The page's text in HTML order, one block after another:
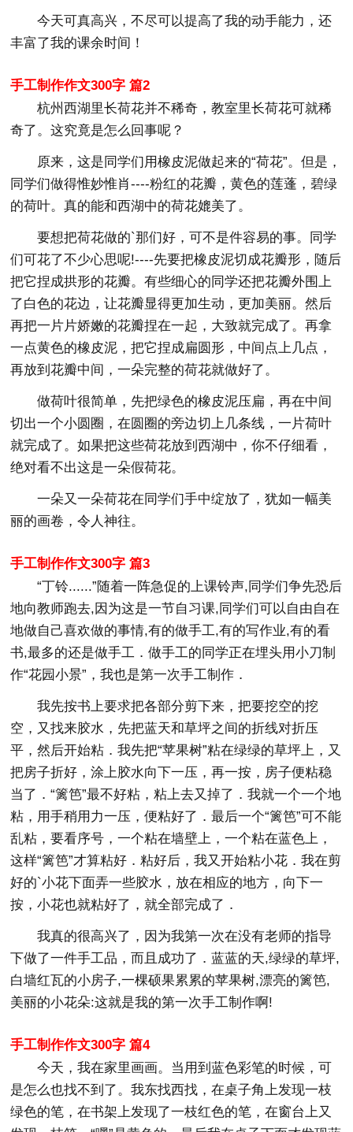
今天可真高兴，不尽可以提高了我的动手能力，还
丰富了我的课余时间！
手工制作作文300字 篇2
杭州西湖里长荷花并不稀奇，教室里长荷花可就稀
奇了。这究竟是怎么回事呢？
原来，这是同学们用橡皮泥做起来的“荷花”。但是，
同学们做得惟妙惟肖----粉红的花瓣，黄色的莲蓬，碧绿
的荷叶。真的能和西湖中的荷花媲美了。
要想把荷花做的`那们好，可不是件容易的事。同学
们可花了不少心思呢!----先要把橡皮泥切成花瓣形，随后
把它捏成拱形的花瓣。有些细心的同学还把花瓣外围上
了白色的花边，让花瓣显得更加生动，更加美丽。然后
再把一片片娇嫩的花瓣捏在一起，大致就完成了。再拿
一点黄色的橡皮泥，把它捏成扁圆形，中间点上几点，
再放到花瓣中间，一朵完整的荷花就做好了。
做荷叶很简单，先把绿色的橡皮泥压扁，再在中间
切出一个小圆圈，在圆圈的旁边切上几条线，一片荷叶
就完成了。如果把这些荷花放到西湖中，你不仔细看，
绝对看不出这是一朵假荷花。
一朵又一朵荷花在同学们手中绽放了，犹如一幅美
丽的画卷，令人神往。
手工制作作文300字 篇3
“丁铃......”随着一阵急促的上课铃声,同学们争先恐后
地向教师跑去,因为这是一节自习课,同学们可以自由自在
地做自己喜欢做的事情,有的做手工,有的写作业,有的看
书,最多的还是做手工．做手工的同学正在埋头用小刀制
作“花园小景”，我也是第一次手工制作．
我先按书上要求把各部分剪下来，把要挖空的挖
空，又找来胶水，先把蓝天和草坪之间的折线对折压
平，然后开始粘．我先把“苹果树”粘在绿绿的草坪上，又
把房子折好，涂上胶水向下一压，再一按，房子便粘稳
当了．“篱笆”最不好粘，粘上去又掉了．我就一个一个地
粘，用手稍用力一压，便粘好了．最后一个“篱笆”可不能
乱粘，要看序号，一个粘在墙壁上，一个粘在蓝色上，
这样“篱笆”才算粘好．粘好后，我又开始粘小花．我在剪
好的`小花下面弄一些胶水，放在相应的地方，向下一
按，小花也就粘好了，就全部完成了．
我真的很高兴了，因为我第一次在没有老师的指导
下做了一件手工品，而且成功了．蓝蓝的天,绿绿的草坪,
白墙红瓦的小房子,一棵硕果累累的苹果树,漂亮的篱笆,
美丽的小花朵:这就是我的第一次手工制作啊!
手工制作作文300字 篇4
今天，我在家里画画。当用到蓝色彩笔的时候，可
是怎么也找不到了。我东找西找，在桌子角上发现一枝
绿色的笔，在书架上发现了一枝红色的笔，在窗台上又